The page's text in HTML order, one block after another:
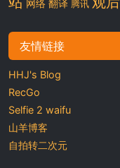
网络 翻译 腾讯
友情链接
HHJ's Blog
RecGo
Selfie 2 waifu
山羊博客
自拍转二次元